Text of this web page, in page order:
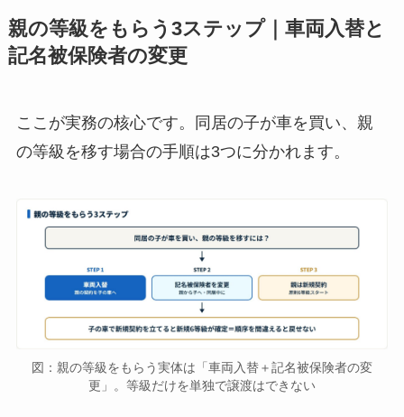
親の等級をもらう3ステップ｜車両入替と
記名被保険者の変更
ここが実務の核心です。同居の子が車を買い、親
の等級を移す場合の手順は3つに分かれます。
図：親の等級をもらう実体は「車両入替＋記名被保険者の変
更」。等級だけを単独で譲渡はできない